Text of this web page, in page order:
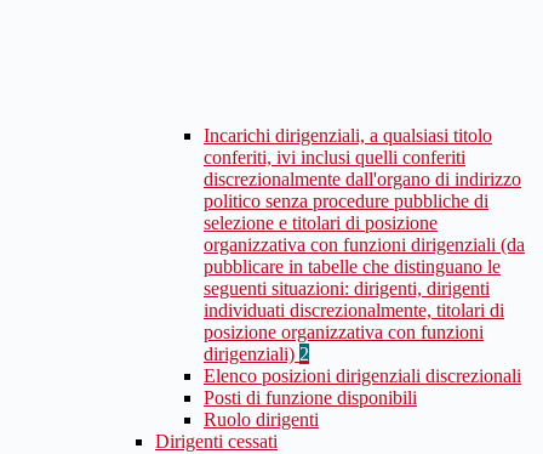
Incarichi dirigenziali, a qualsiasi titolo
conferiti, ivi inclusi quelli conferiti
discrezionalmente dall'organo di indirizzo
politico senza procedure pubbliche di
selezione e titolari di posizione
organizzativa con funzioni dirigenziali (da
pubblicare in tabelle che distinguano le
seguenti situazioni: dirigenti, dirigenti
individuati discrezionalmente, titolari di
posizione organizzativa con funzioni
dirigenziali) 2
Elenco posizioni dirigenziali discrezionali
Posti di funzione disponibili
Ruolo dirigenti
Dirigenti cessati